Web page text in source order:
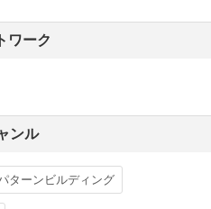
ワーク
ンル
ターンビルディング